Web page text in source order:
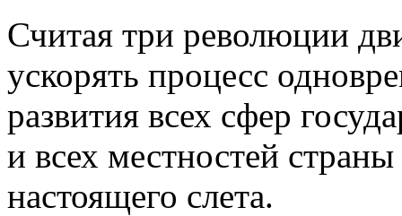
Считая три революции
ускорять процесс
развития всех сфер
и всех местностей
настоящего слета.